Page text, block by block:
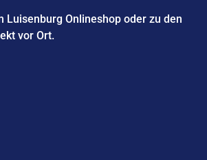
Luisenburg Onlineshop oder zu den
vor Ort.